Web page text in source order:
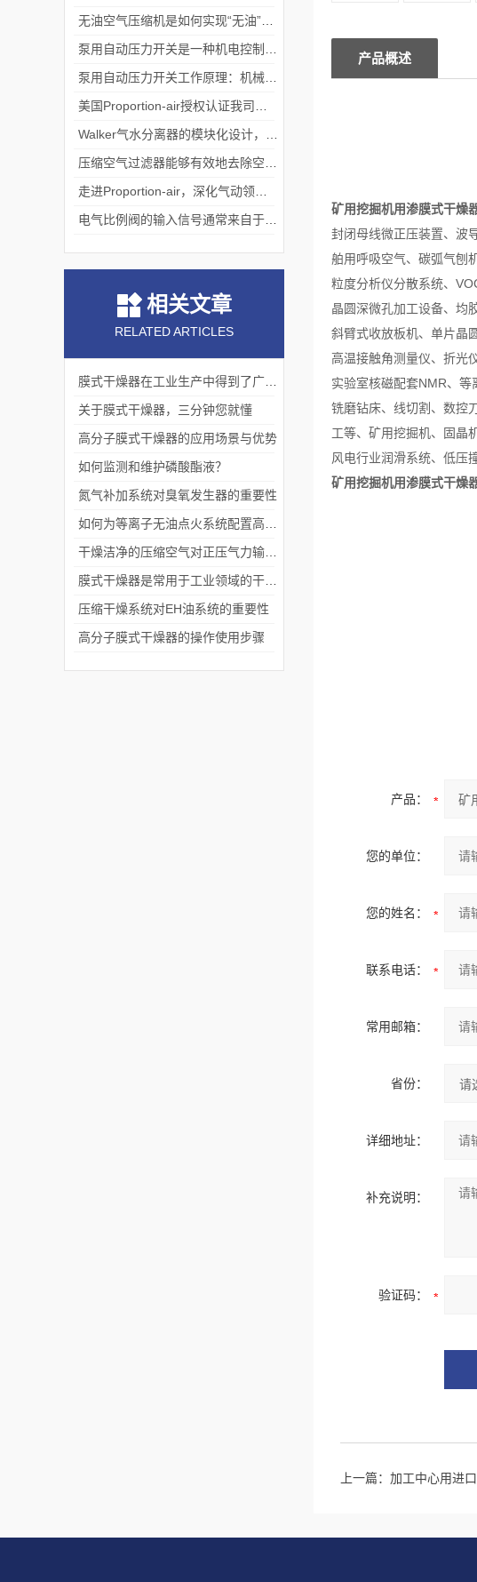
产品概述
矿用挖掘机用渗膜式干燥
封闭母线微正压装置、波
舶用呼吸空气、碳弧气刨
粒度分析仪分散系统、
晶圆深微孔加工设备、均
斜臂式收放板机、单片晶
高温接触角测量仪、折光
实验室核磁配套NMR、
铣磨钻床、线切割、数控
工等、矿用挖掘机、固晶
风电行业润滑系统、低压
矿用挖掘机用渗膜式干燥
产品：
您的单位：
您的姓名：
联系电话：
常用邮箱：
省份：
详细地址：
补充说明：
验证码：
上一篇： 加工中心用进
相关文章
RELATED ARTICLES
关于膜式干燥器，三分钟您就懂
高分子膜式干燥器的应用场景与优势
如何监测和维护磷酸酯液？
氮气补加系统对臭氧发生器的重要性
压缩干燥系统对EH油系统的重要性
高分子膜式干燥器的操作使用步骤